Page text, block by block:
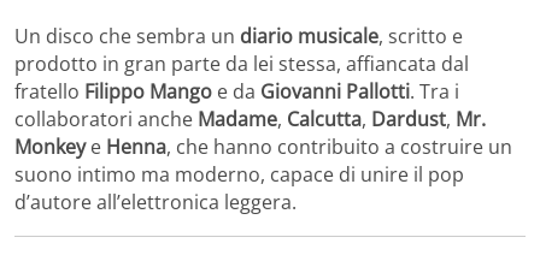
Un disco che sembra un diario musicale, scritto e
prodotto in gran parte da lei stessa, affiancata dal
fratello Filippo Mango e da Giovanni Pallotti. Tra i
collaboratori anche Madame, Calcutta, Dardust, Mr.
Monkeye Henna, che hanno contribuito a costruire un
suono intimo ma moderno, capace di unire il pop
d’autore all’elettronica leggera.